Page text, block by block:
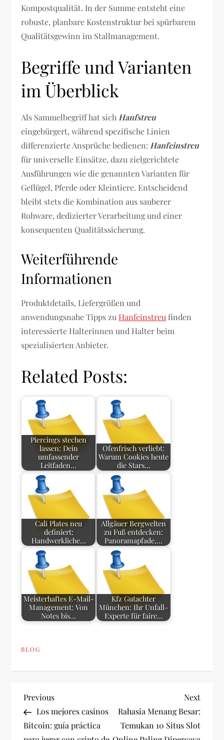
Kompostqualität. In der Summe entsteht eine
robuste, planbare Kostenstruktur bei spürbarem
Qualitätsgewinn im Stallmanagement.
Begriffe und Varianten
im Überblick
Als Sammelbegriff hat sich Hanfstreu
eingebürgert, während spezifische Linien
differenzierte Ansprüche bedienen: Hanfeinstreu
für universelle Einsätze, dazu zielgerichtete
Ausführungen wie die genannten Varianten für
Geflügel, Pferde oder Kleintiere. Entscheidend
bleibt stets die Kombination aus sauberer
Rohware, dedizierter Verarbeitung und einer
konsequenten Qualitätssicherung.
Weiterführende
Informationen
Produktdetails, Liefergrößen und
anwendungsnahe Tipps zu Hanfeinstreu finden
interessierte Halterinnen und Halter beim
spezialisierten Anbieter.
Related Posts:
Piercings stechen
lassen: Dein
umfassender
Leitfaden…
Ofenfrisch verliebt:
Warum Cookies heute
die Stars…
Cali Plates neu
definiert:
Handwerkliche…
Allgäuer Bergwelten
zu Fuß entdecken:
Panoramapfade,…
Meisterhaftes E-Mail-
Management: Von
Notes bis…
Kfz Gutachter
München: Ihr Unfall-
Experte für faire…
BLOG
P
o
Previous
Post
Previous
Los mejores casinos
Bitcoin: guía práctica
Next
Post
Next
Rahasia Menang Besar:
Temukan 10 Situs Slot